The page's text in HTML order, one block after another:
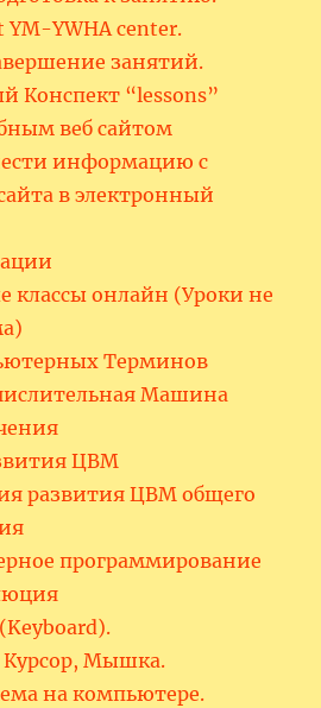
YM-YWHA center.
занятий.
Конспект “lessons”
веб сайтом
информацию с
в электронный
классы онлайн (Уроки не
Терминов
Машина
ЦВМ
развития ЦВМ общего
программирование
Мышка.
на компьютере.